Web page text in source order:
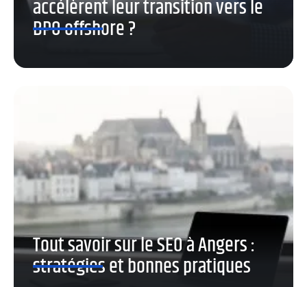
accélèrent leur transition vers le
BPO offshore ?
Tout savoir sur le SEO à Angers :
stratégies et bonnes pratiques